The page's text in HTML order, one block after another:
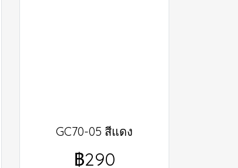
GC70-05 สีแดง
฿290